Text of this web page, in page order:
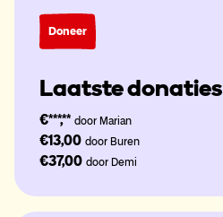
Doneer
Laatste donaties
€***,** door Marian
€13,00 door Buren
€37,00 door Demi